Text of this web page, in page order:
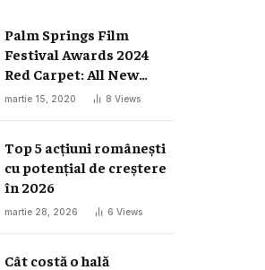
Palm Springs Film
Festival Awards 2024
Red Carpet: All New
Looks
martie 15, 2020 8 Views
Top 5 acțiuni românești
cu potențial de creștere
în 2026
martie 28, 2026 6 Views
Cât costă o hală